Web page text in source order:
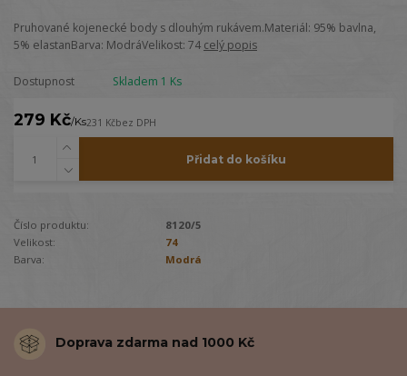
Pruhované kojenecké body s dlouhým rukávem.Materiál: 95% bavlna,
5% elastanBarva: ModráVelikost: 74 celý popis
Dostupnost Skladem 1 Ks
279 Kč/Ks231 Kčbez DPH
Přidat do košíku
Číslo produktu:
8120/5
Velikost:
74
Barva:
Modrá
Doprava zdarma nad 1000 Kč